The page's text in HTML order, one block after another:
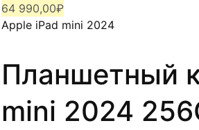
цена
составляла
64 990,00₽
цена:
64
Apple iPad mini 2024
Планшетный
mini 2024